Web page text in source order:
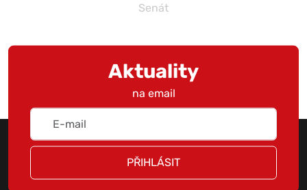
Senát
Aktuality
na email
PŘIHLÁSIT